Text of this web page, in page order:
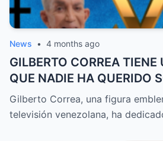
News • 4 months ago
GILBERTO CORREA
QUE NADIE HA QUERIDO
Gilberto Correa, una figura
televisión venezolana, ha